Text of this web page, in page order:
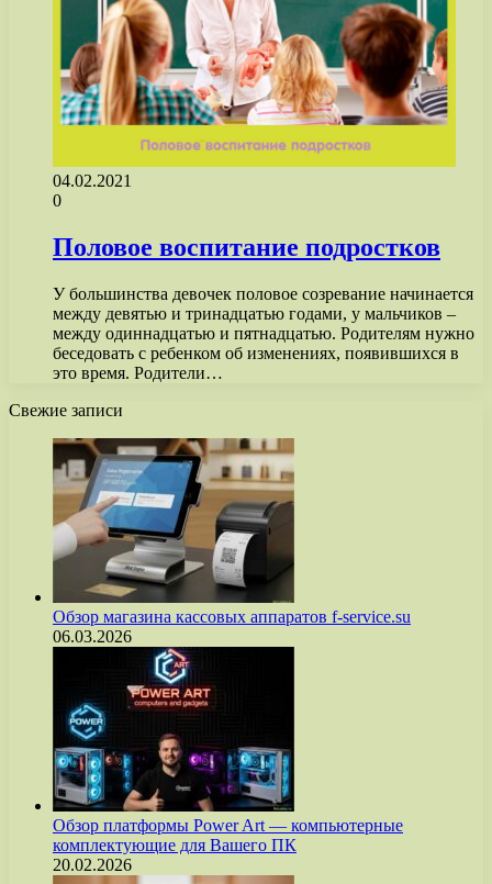
04.02.2021
0
Половое воспитание подростков
У большинства девочек половое созревание начинается
между девятью и тринадцатью годами, у мальчиков –
между одиннадцатью и пятнадцатью. Родителям нужно
беседовать с ребенком об изменениях, появившихся в
это время. Родители…
Свежие записи
Обзор магазина кассовых аппаратов f-service.su
06.03.2026
Обзор платформы Power Art — компьютерные
комплектующие для Вашего ПК
20.02.2026